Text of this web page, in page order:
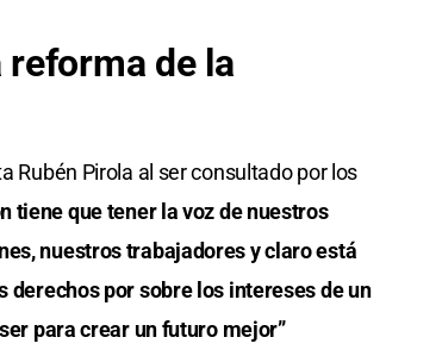
reforma de la
Rubén Pirola al ser consultado por los
tiene que tener la voz de nuestros
nuestros trabajadores y claro está
por sobre los intereses de un
para crear un futuro mejor”